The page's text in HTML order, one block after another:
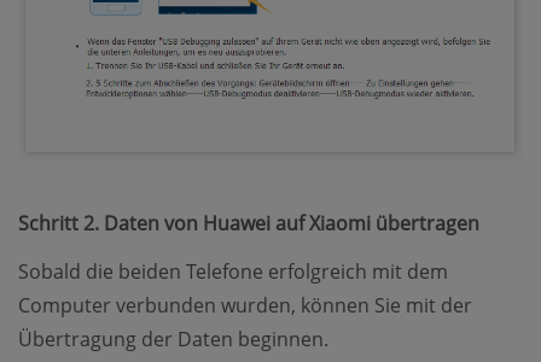
Schritt 2. Daten von Huawei auf Xiaomi übertragen
Sobald die beiden Telefone erfolgreich mit dem
Computer verbunden wurden, können Sie mit der
Übertragung der Daten beginnen.